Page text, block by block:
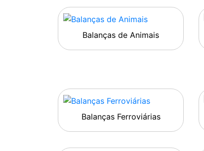
Balanças de Animais
Balanças Ferroviárias